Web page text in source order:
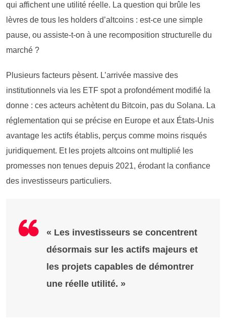
qui affichent une utilité réelle. La question qui brûle les
lèvres de tous les holders d’altcoins : est-ce une simple
pause, ou assiste-t-on à une recomposition structurelle du
marché ?
Plusieurs facteurs pèsent. L’arrivée massive des
institutionnels via les ETF spot a profondément modifié la
donne : ces acteurs achètent du Bitcoin, pas du Solana. La
réglementation qui se précise en Europe et aux États-Unis
avantage les actifs établis, perçus comme moins risqués
juridiquement. Et les projets altcoins ont multiplié les
promesses non tenues depuis 2021, érodant la confiance
des investisseurs particuliers.
« Les investisseurs se concentrent
désormais sur les actifs majeurs et
les projets capables de démontrer
une réelle utilité. »